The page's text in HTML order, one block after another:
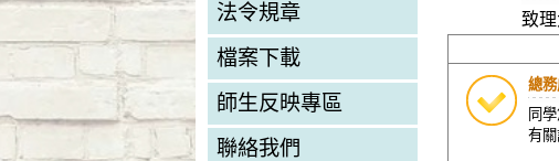
法令規章
檔案下載
師生反映專區
聯絡我們
致
總
同
有